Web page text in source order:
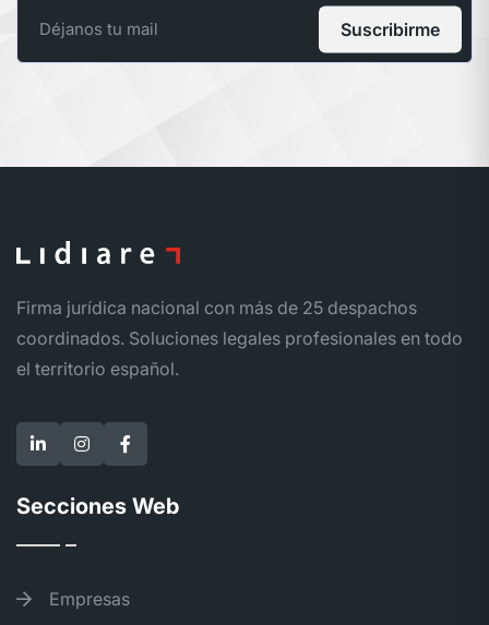
Suscribirme
Firma jurídica nacional con más de 25 despachos
coordinados. Soluciones legales profesionales en todo
el territorio español.
Secciones Web
Empresas